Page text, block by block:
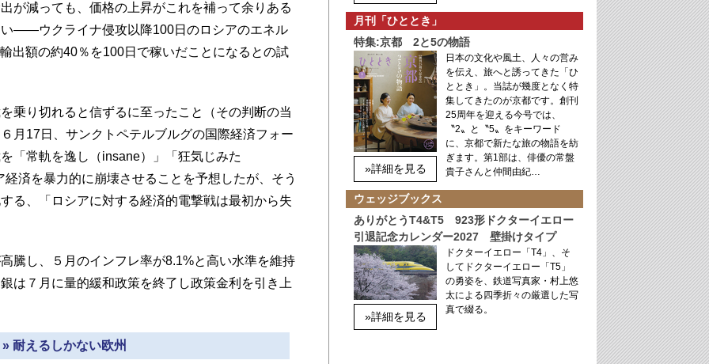
が減っても、価格の上昇がこれを補って余りある
――ウクライナ侵攻以降100日のロシアのエネル
出額の約40％を100日で稼いだことになるとの試
乗り切れると信ずるに至ったこと（その判断の当
月17日、サンクトペテルブルグの国際経済フォー
「常軌を逸し（insane）」「狂気じみた
経済を暴力的に崩壊させることを予想したが、そう
る、「ロシアに対する経済的電撃戦は最初から失
騰し、５月のインフレ率が8.1%と高い水準を維持
は７月に量的緩和政策を終了し政策金利を引き上
耐えるしかない欧州
月刊「ひととき」
特集:京都 2と5の物語
»詳細を見る
日本の文化や風土、人々の営み
を伝え、旅へと誘ってきた「ひ
ととき」。当誌が幾度となく特
集してきたのが京都です。創刊
25周年を迎える今号では、
〝2〟と〝5〟をキーワード
に、京都で新たな旅の物語を紡
ぎます。第1部は、俳優の常盤
貴子さんと仲間由紀…
ウェッジブックス
ありがとうT4&T5 923形ドクターイエロー
引退記念カレンダー2027 壁掛けタイプ
»詳細を見る
ドクターイエロー「T4」、そ
してドクターイエロー「T5」
の勇姿を、鉄道写真家・村上悠
太による四季折々の厳選した写
真で綴る。